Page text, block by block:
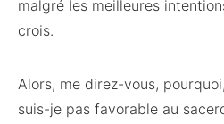
malgré les meilleures
crois.
Alors, me direz-vous,
suis-je pas favorable au